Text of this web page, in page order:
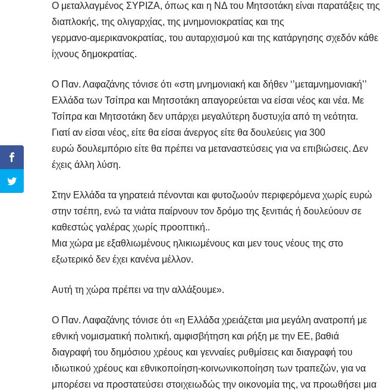
Ο μεταλλαγμένος ΣΥΡΙΖΑ, όπως και η ΝΔ του Μητσοτάκη είναι παρατάξεις της
διαπλοκής, της ολιγαρχίας, της μνημονιοκρατίας και της
γερμανο-αμερικανοκρατίας, του αυταρχισμού και της κατάργησης σχεδόν κάθε
ίχνους δημοκρατίας.
Ο Παν. Λαφαζάνης τόνισε ότι «στη μνημονιακή και δήθεν ‘’μεταμνημονιακή’’
Ελλάδα των Τσίπρα και Μητσοτάκη απαγορεύεται να είσαι νέος και νέα. Με
Τσίπρα και Μητσοτάκη δεν υπάρχει μεγαλύτερη δυστυχία από τη νεότητα.
Γιατί αν είσαι νέος, είτε θα είσαι άνεργος είτε θα δουλεύεις για 300
ευρώ δουλεμπόριο είτε θα πρέπει να μεταναστεύσεις για να επιβιώσεις. Δεν
έχεις άλλη λύση.
Στην Ελλάδα τα γηρατειά πένονται και φυτοζωούν περιφερόμενα χωρίς ευρώ
στην τσέπη, ενώ τα νιάτα παίρνουν τον δρόμο της ξενιτιάς ή δουλεύουν σε
καθεστώς γαλέρας χωρίς προοπτική..
Μια χώρα με εξαθλιωμένους ηλικιωμένους και μεν τους νέους της στο
εξωτερικό δεν έχει κανένα μέλλον.
Αυτή τη χώρα πρέπει να την αλλάξουμε».
Ο Παν. Λαφαζάνης τόνισε ότι «η Ελλάδα χρειάζεται μια μεγάλη ανατροπή με
εθνική νομισματική πολιτική, αμφισβήτηση και ρήξη με την ΕΕ, βαθιά
διαγραφή του δημόσιου χρέους και γενναίες ρυθμίσεις και διαγραφή του
ιδιωτικού χρέους και εθνικοποίηση-κοινωνικοποίηση των τραπεζών, για να
μπορέσει να προστατεύσει στοιχειωδώς την οικονομία της, να προωθήσει μια